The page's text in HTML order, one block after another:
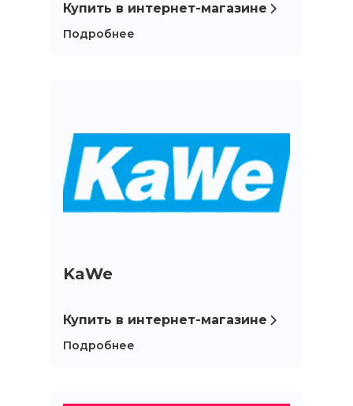
Купить в интернет-магазине
Подробнее
KaWe
Купить в интернет-магазине
Подробнее